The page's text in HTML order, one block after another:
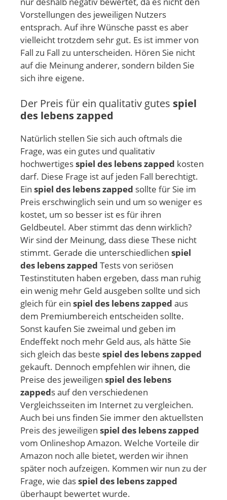
Vorstellungen des jeweiligen Nutzers
entsprach. Auf ihre Wünsche passt es aber
vielleicht trotzdem sehr gut. Es ist immer von
Fall zu Fall zu unterscheiden. Hören Sie nicht
auf die Meinung anderer, sondern bilden Sie
sich ihre eigene.
Der Preis für ein qualitativ gutes spiel
des lebens zapped
Natürlich stellen Sie sich auch oftmals die
Frage, was ein gutes und qualitativ
hochwertigesspiel des lebens zapped kosten
darf. Diese Frage ist auf jeden Fall berechtigt.
Ein spiel des lebens zapped sollte für Sie im
Preis erschwinglich sein und um so weniger es
kostet, um so besser ist es für ihren
Geldbeutel. Aber stimmt das denn wirklich?
Wir sind der Meinung, dass diese These nicht
stimmt. Gerade die unterschiedlichen spiel
des lebens zapped Tests von seriösen
Testinstituten haben ergeben, dass man ruhig
ein wenig mehr Geld ausgeben sollte und sich
gleich für ein spiel des lebens zapped aus
dem Premiumbereich entscheiden sollte.
Sonst kaufen Sie zweimal und geben im
Endeffekt noch mehr Geld aus, als hätte Sie
sich gleich das beste spiel des lebens zapped
gekauft. Dennoch empfehlen wir ihnen, die
Preise des jeweiligen spiel des lebens
zappeds auf den verschiedenen
Vergleichsseiten im Internet zu vergleichen.
Auch bei uns finden Sie immer den aktuellsten
Preis des jeweiligen spiel des lebens zapped
vom Onlineshop Amazon. Welche Vorteile dir
Amazon noch alle bietet, werden wir ihnen
später noch aufzeigen. Kommen wir nun zu der
Frage, wie dasspiel des lebens zapped
überhaupt bewertet wurde.